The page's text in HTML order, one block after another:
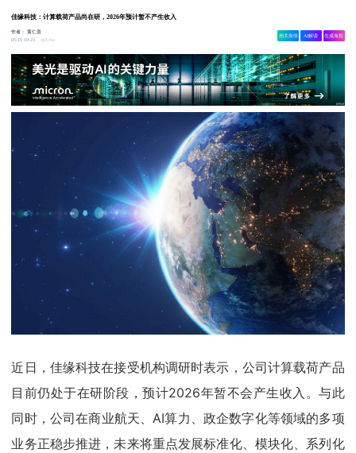
佳缘科技：计算载荷产品尚在研，2026年预计暂不产生收入
作者：黄仁贵
05-19 10:23
1.6w
相关舆情 AI解读 生成海报
近日，佳缘科技在接受机构调研时表示，公司计算载荷产品
目前仍处于在研阶段，预计2026年暂不会产生收入。与此
同时，公司在商业航天、AI算力、政企数字化等领域的多项
业务正稳步推进，未来将重点发展标准化、模块化、系列化